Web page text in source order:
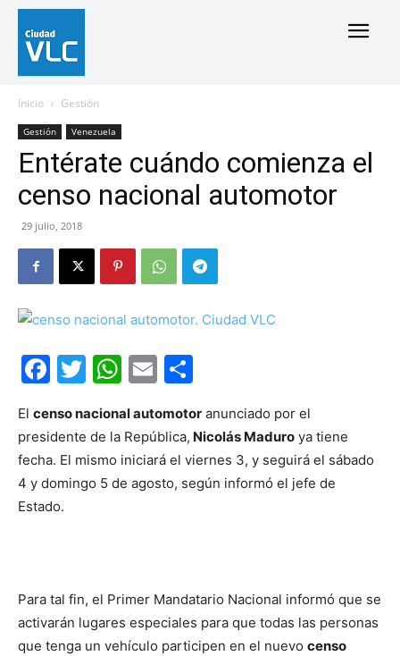
Inicio Gestión
Gestión Venezuela
Entérate cuándo comienza el
censo nacional automotor
29 julio, 2018
Facebook
Twitter
WhatsApp
Email
El censo nacional automotor anunciado por el
presidente de la República, Nicolás Maduro ya tiene
fecha. El mismo iniciará el viernes 3, y seguirá el sábado
4 y domingo 5 de agosto, según informó el jefe de
Estado.
Para tal fin, el Primer Mandatario Nacional informó que se
activarán lugares especiales para que todas las personas
que tenga un vehículo participen en el nuevo censo